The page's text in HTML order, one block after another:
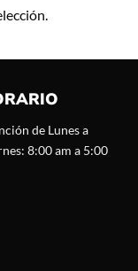
de Lunes a
8:00 am a 5:00